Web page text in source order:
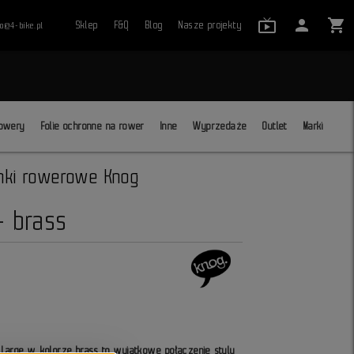
bike.pl Sklep F&Q Blog Nasze projekty live_tv_24
person shopping_cart
Folie ochronne na rower Inne Wyprzedaże Outlet Marki
rowerowe Knog
brass
w kolorze brass to wyjątkowe połączenie stylu